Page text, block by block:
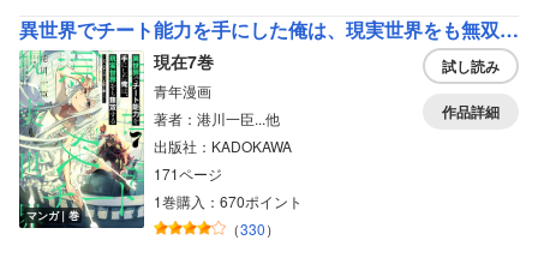
異世界でチート能力を手にした俺は、現実世界をも無双する
マンガ｜巻
現在7巻
青年漫画
著者：港川一臣...他
出版社：KADOKAWA
171ページ
1巻購入：670ポイント
（330）
試し読み
作品詳細